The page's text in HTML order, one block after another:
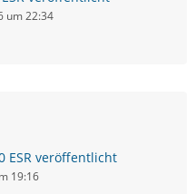
um 22:34
ESR veröffentlicht
19:16